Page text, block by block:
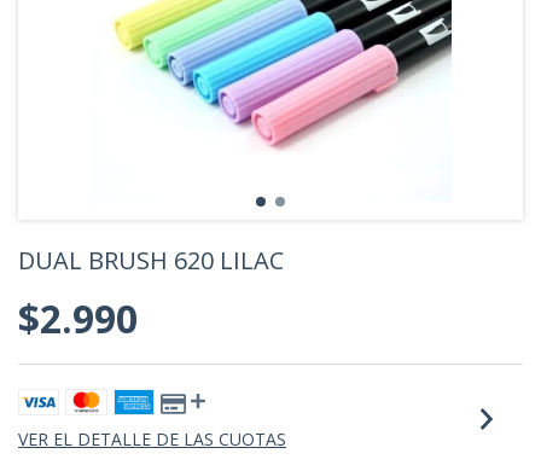
DUAL BRUSH 620 LILAC
$2.990
VER EL DETALLE DE LAS CUOTAS